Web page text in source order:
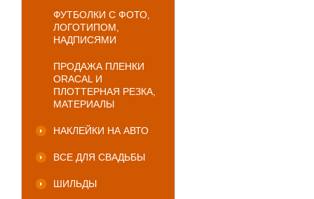
ФУТБОЛКИ С ФОТО,
ЛОГОТИПОМ,
НАДПИСЯМИ
ПРОДАЖА ПЛЕНКИ
ORACAL И
ПЛОТТЕРНАЯ РЕЗКА,
МАТЕРИАЛЫ
НАКЛЕЙКИ НА АВТО
ВСЕ ДЛЯ СВАДЬБЫ
ШИЛЬДЫ